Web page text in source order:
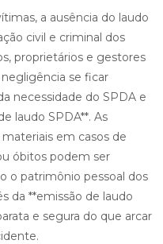
a ausência do laudo
civil e criminal dos
proprietários e gestores
se ficar
necessidade do SPDA e
laudo SPDA**. As
em casos de
óbitos podem ser
o patrimônio pessoal dos
da **emissão de laudo
e segura do que arcar